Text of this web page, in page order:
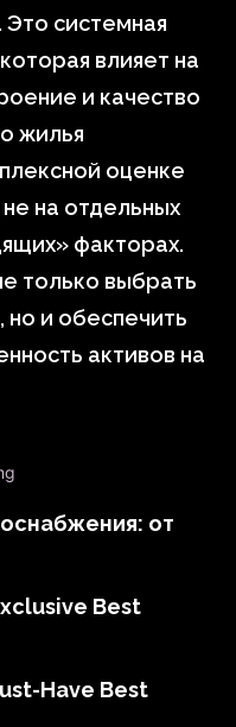
Это системная
влияет на
и качество
жилья
оценке
на отдельных
факторах.
только выбрать
но и обеспечить
активов на
от
Best
Have Best